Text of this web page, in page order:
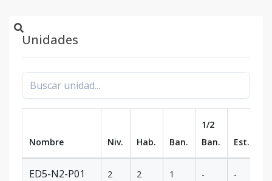
Unidades
Nombre Niv. Hab. Ban.
1/2
Ban.
Est.
ED5-N2-P01 2 2 1 - -